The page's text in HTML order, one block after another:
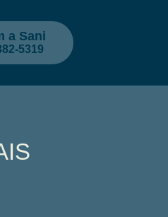
a Sani
5319